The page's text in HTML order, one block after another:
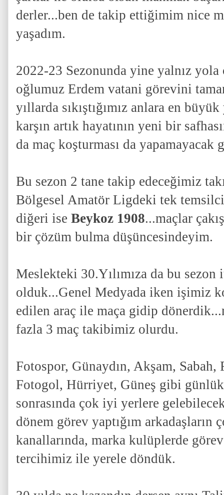
derler...ben de takip ettiğimim nice
yaşadım.
2022-23 Sezonunda yine yalnız yola
oğlumuz Erdem vatani görevini
yıllarda sıkıştığımız anlara en büyük
karşın artık hayatının yeni bir
da maç koşturması da yapamayacak
Bu sezon 2 tane takip edeceğimiz
Bölgesel Amatör Ligdeki tek
diğeri ise Beykoz 1908...maçlar
bir çözüm bulma düşüncesindeyim.
Meslekteki 30.Yılımıza da bu sezon
olduk...Genel Medyada iken işimiz
edilen araç ile maça gidip
fazla 3 maç takibimiz olurdu.
Fotospor, Günaydın, Akşam, Sabah,
Fotogol, Hürriyet, Güneş gibi günlük
sonrasında çok iyi yerlere
dönem görev yaptığım arkadaşların
kanallarında, marka kulüplerde
tercihimiz ile yerele döndük.